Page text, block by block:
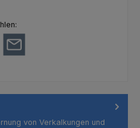
von Verkalkungen und